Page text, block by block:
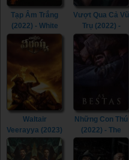
Tạp Âm Trắng
(2022) - White
Noise (2022)
Vượt Qua Cả Vũ
Trụ (2022) -
Beyond the
Universe (2022)
Waltair
Veerayya (2023)
Veerayya (2023)
Những Con Thú
(2022) - The